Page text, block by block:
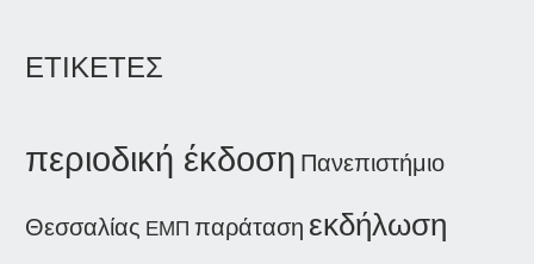
ΕΤΙΚΕΤΕΣ
περιοδική έκδοση Πανεπιστήμιο
Θεσσαλίας ΕΜΠ παράταση εκδήλωση